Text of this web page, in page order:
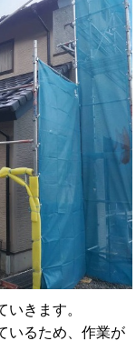
きます。
いるため、作業が